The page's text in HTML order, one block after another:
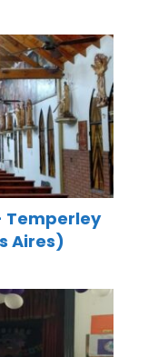
Temperley
Aires)